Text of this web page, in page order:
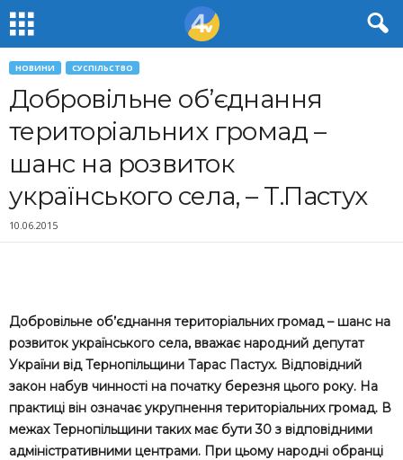
НОВИНИ СУСПІЛЬСТВО
Добровільне об’єднання
територіальних громад –
шанс на розвиток
українського села, – Т.Пастух
10.06.2015
Добровільне об’єднання територіальних громад – шанс на
розвиток українського села, вважає народний депутат
України від Тернопільщини Тарас Пастух. Відповідний
закон набув чинності на початку березня цього року. На
практиці він означає укрупнення територіальних громад. В
межах Тернопільщини таких має бути 30 з відповідними
адміністративними центрами. При цьому народні обранці